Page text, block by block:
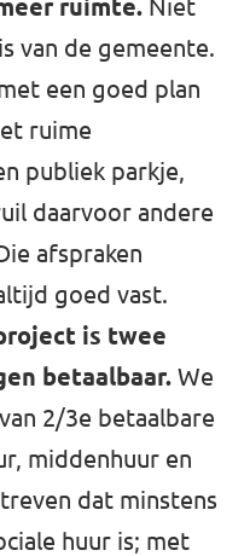
ruimte. Niet
van de gemeente.
een goed plan
ruime
publiek parkje,
daarvoor andere
afspraken
goed vast.
is twee
betaalbaar. We
2/3e betaalbare
middenhuur en
dat minstens
huur is; met